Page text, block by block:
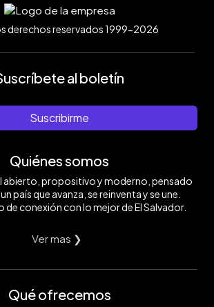
derechos reservados 1999-2026
al boletín
Suscribirme
Quiénes somos
abierto, propositivo y moderno, pensado
país que avanza, se reinventa y se une.
de conexión con lo mejor de El Salvador.
Ver mas ❯
Qué ofrecemos